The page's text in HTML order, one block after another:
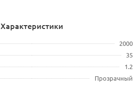
Характеристики
2000
35
1.2
Прозрачный